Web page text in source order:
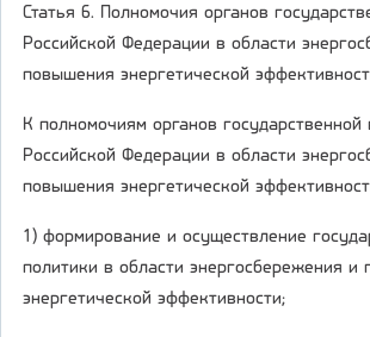
Статья 6. Полномочия органов
Российской Федерации в области
повышения энергетической
К полномочиям органов государственной
Российской Федерации в области
повышения энергетической
1) формирование и осуществление
политики в области энергосбережения и
энергетической эффективности;